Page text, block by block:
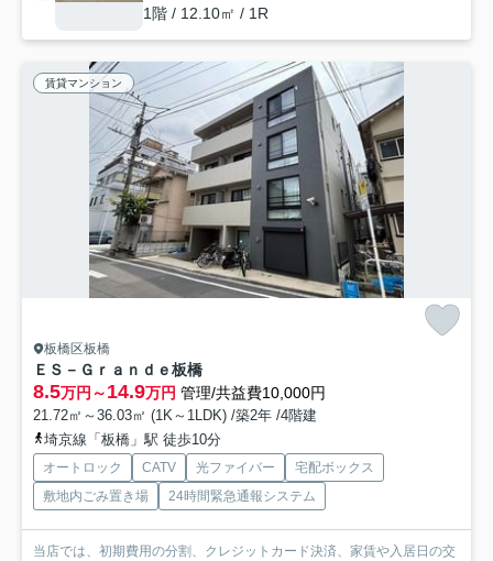
1階 / 12.10㎡ / 1R
賃貸マンション
板橋区板橋
ＥＳ－Ｇｒａｎｄｅ板橋
8.5万円～14.9万円 管理/共益費10,000円
21.72㎡～36.03㎡ (1K～1LDK) /築2年 /4階建
埼京線「板橋」駅 徒歩10分
オートロック CATV 光ファイバー
宅配ボックス
敷地内ごみ置き場
24時間緊急通報システム
当店では、初期費用の分割、クレジットカード決済、家賃や入居日の交